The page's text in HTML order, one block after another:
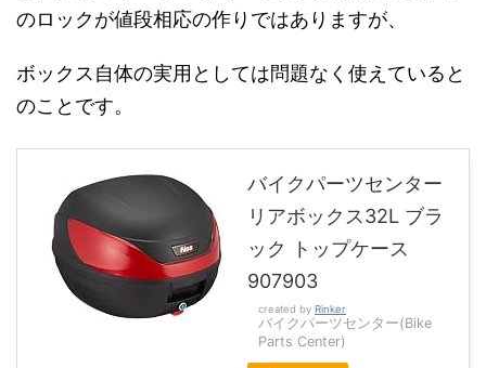
のロックが値段相応の作りではありますが、
ボックス自体の実用としては問題なく使えていると
のことです。
バイクパーツセンター
リアボックス32L ブラ
ック トップケース
907903
created by Rinker
バイクパーツセンター(Bike
Parts Center)